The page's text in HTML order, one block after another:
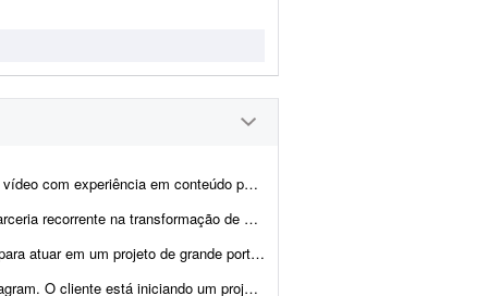
para redes sociais para trabalhar na ediç&...
e treinamentos técnicos em conteúdos curtos para redes...
segmento de arquitetura e engenharia. O profissional será respons&aacut...
piloto e precisa de uma pessoa de mídias so...